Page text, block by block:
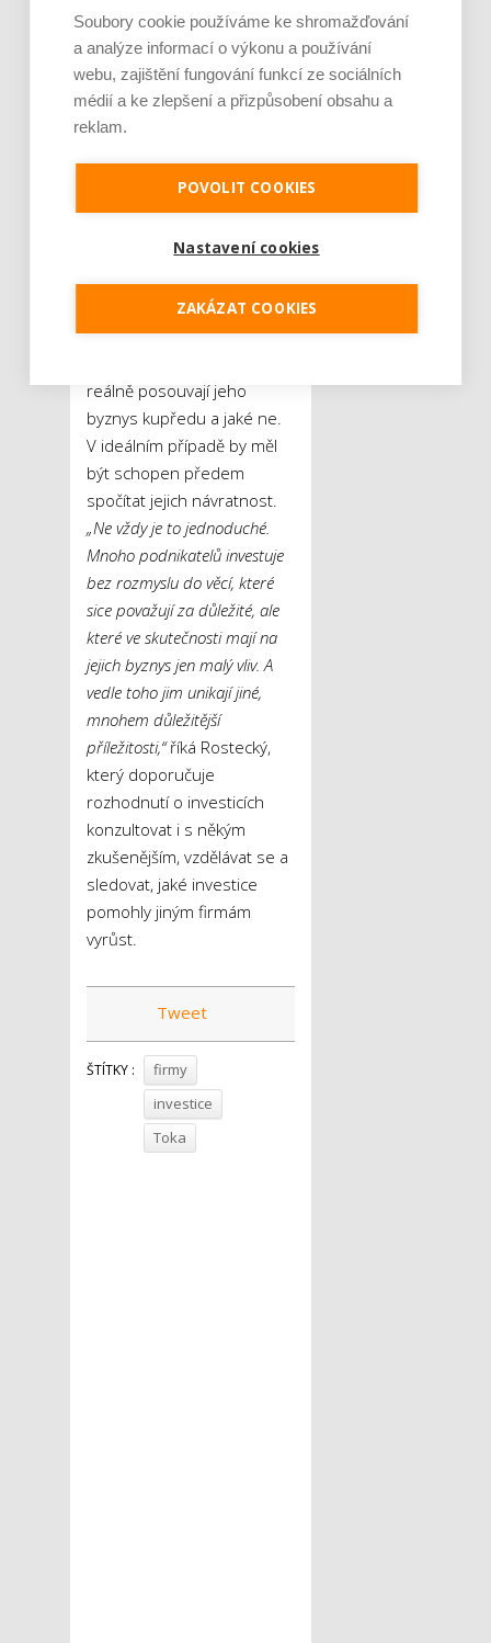
firmám hodí různé
informační systémy,
cloudové úložiště nebo
systémy na ochranu dat.
zajištění jejich spokojenosti
jsou pak potřeba investice
služeb a také do
marketingu, bez něhož se
neobejde žádné podnikání.
Hlavní manažer však musí
reálně posouvají jeho
byznys kupředu a jaké ne.
V ideálním případě by měl
být schopen předem
spočítat jejich návratnost.
„Ne vždy je to jednoduché.
Mnoho podnikatelů investuje
bez rozmyslu do věcí, které
sice považují za důležité, ale
které ve skutečnosti mají na
jejich byznys jen malý vliv. A
vedle toho jim unikají jiné,
mnohem důležitější
příležitosti,“říká Rostecký,
který doporučuje
rozhodnutí o investicích
konzultovat i s někým
zkušenějším, vzdělávat se a
sledovat, jaké investice
pomohly jiným firmám
vyrůst.
Tweet
ŠTÍTKY :
firmy
investice
Toka
Soubory cookie používáme ke shromažďování
a analýze informací o výkonu a používání
webu, zajištění fungování funkcí ze sociálních
médií a ke zlepšení a přizpůsobení obsahu a
reklam.
POVOLIT COOKIES
Nastavení cookies
ZAKÁZAT COOKIES